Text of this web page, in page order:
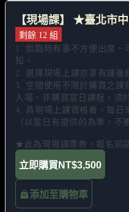
【現場課】 ★臺北市
剩餘 12 組
1. 如臨時有事不方便出席
知。
2. 選擇現場上課亦享有課後
3. 空間使用不限於購買之課
入場。非購買當日課程，須
4. 具現場上課資格者，每日
（以當日有提供的為準，不
★此為現場課票券，報名前
立即購買 NT$3,500
添加至購物車